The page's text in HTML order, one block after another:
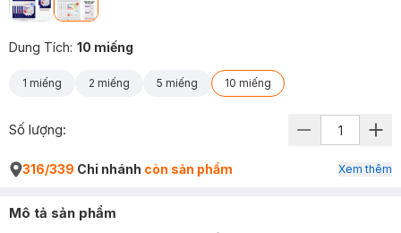
Dung Tích: 10 miếng
1 miếng 2 miếng 5 miếng 10 miếng
Số lượng:
316/339 Chi nhánh còn sản phẩm Xem thêm
Mô tả sản phẩm